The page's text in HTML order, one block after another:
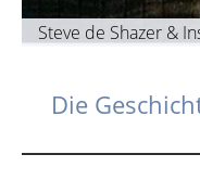
Steve de Shazer &
Die